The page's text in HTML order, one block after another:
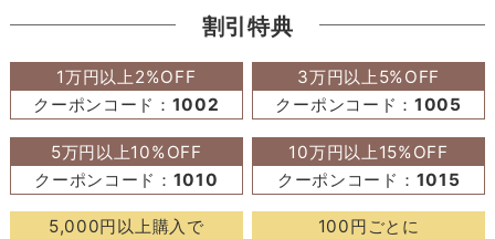
割引特典
1万円以上2%OFF
クーポンコード： 1002
3万円以上5%OFF
クーポンコード：1005
5万円以上10%OFF
クーポンコード： 1010
10万円以上15%OFF
クーポンコード： 1015
5,000円以上購入で
100円ごとに